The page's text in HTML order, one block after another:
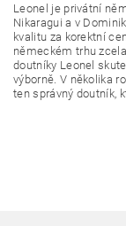
Leonel je privátní
Nikaragui a v
kvalitu za korektní
německém trhu
doutníky Leonel
výborně. V několika
ten správný doutník,